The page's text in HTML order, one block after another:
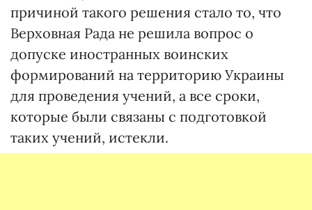
причиной такого решения стало то, что
Верховная Рада не решила вопрос о
допуске иностранных воинских
формирований на территорию Украины
для проведения учений, а все сроки,
которые были связаны с подготовкой
таких учений, истекли.